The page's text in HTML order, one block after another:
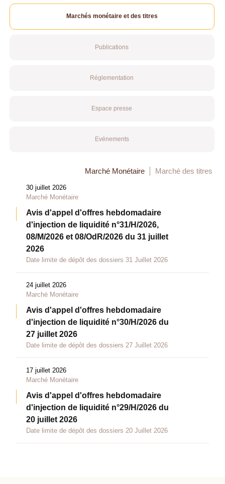
Marchés monétaire et des titres
Publications
Réglementation
Espace presse
Evénements
Marché Monétaire Marché des titres
30 juillet 2026
Marché Monétaire
Avis d'appel d'offres hebdomadaire
d'injection de liquidité n°31/H/2026,
08/M/2026 et 08/OdR/2026 du 31 juillet
2026
Date limite de dépôt des dossiers 31 Juillet 2026
24 juillet 2026
Marché Monétaire
Avis d'appel d'offres hebdomadaire
d'injection de liquidité n°30/H/2026 du
27 juillet 2026
Date limite de dépôt des dossiers 27 Juillet 2026
17 juillet 2026
Marché Monétaire
Avis d'appel d'offres hebdomadaire
d'injection de liquidité n°29/H/2026 du
20 juillet 2026
Date limite de dépôt des dossiers 20 Juillet 2026